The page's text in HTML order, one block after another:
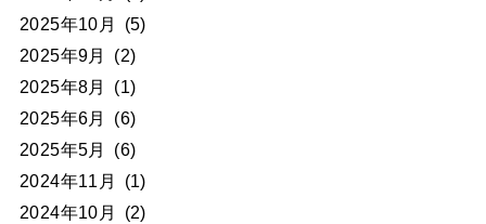
2025年10月
(5)
2025年9月
(2)
2025年8月
(1)
2025年6月
(6)
2025年5月
(6)
2024年11月
(1)
2024年10月
(2)